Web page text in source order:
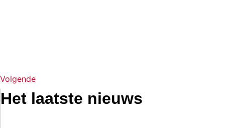
Volgende
Het laatste nieuws